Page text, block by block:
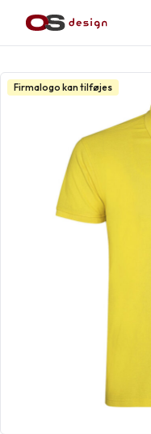
Firmalogo kan tilføjes